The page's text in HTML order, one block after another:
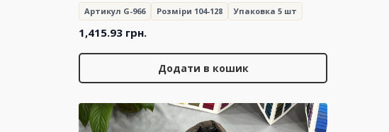
Артикул G-966
Розміри 104-128 Упаковка 5 шт
1,415.93 грн.
Додати в кошик